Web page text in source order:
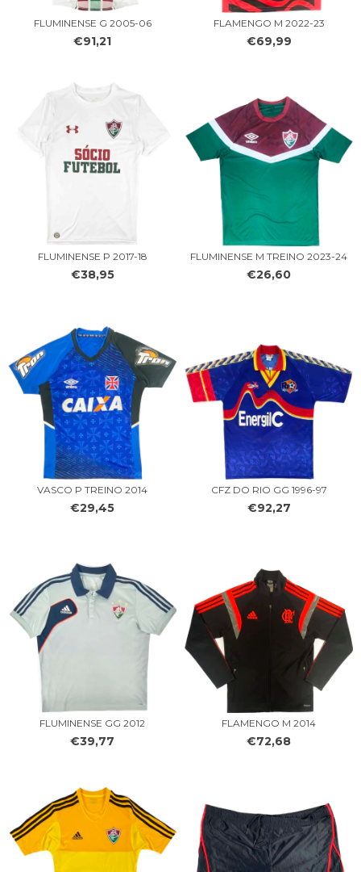
FLUMINENSE G 2005-06
€91,21
FLAMENGO M 2022-23
€69,99
FLUMINENSE P 2017-18
€38,95
FLUMINENSE M TREINO 2023-24
€26,60
VASCO P TREINO 2014
€29,45
CFZ DO RIO GG 1996-97
€92,27
FLUMINENSE GG 2012
€39,77
FLAMENGO M 2014
€72,68